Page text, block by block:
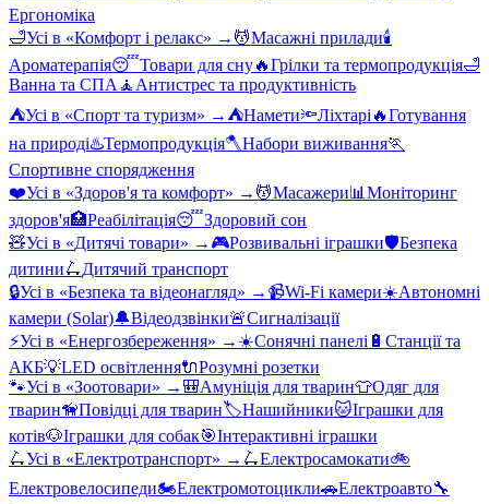
Ергономіка
🛁Усі в «Комфорт і релакс» → 💆Масажні прилади🕯️
Ароматерапія😴Товари для сну🔥Грілки та термопродукція🛁
Ванна та СПА 🧘 Антистрес та продуктивність
⛺Усі в «Спорт та туризм» → ⛺Намети🔦Ліхтарі 🔥Готування
на природі♨️Термопродукція🪓Набори виживання🏃
Спортивне спорядження
❤️Усі в «Здоров'я та комфорт» → 💆Масажери📊 Моніторинг
здоров'я🏥Реабілітація😴Здоровий сон
🧸Усі в «Дитячі товари» → 🎮Розвивальні іграшки🛡️Безпека
дитини🛴Дитячий транспорт
🔒Усі в «Безпека та відеонагляд» → 📹Wi-Fi камери☀️Автономні
камери (Solar)🔔Відеодзвінки🚨Сигналізації
⚡Усі в «Енергозбереження» → ☀️Сонячні панелі 🔋 Станції та
АКБ💡LED освітлення🔌Розумні розетки
🐾Усі в «Зоотовари» → 🎒Амуніція для тварин👕Одяг для
тварин🦮Повідці для тварин🏷️Нашийники🐱Іграшки для
котів🐶Іграшки для собак🎯Інтерактивні іграшки
🛴Усі в «Електротранспорт» → 🛴Електросамокати🚲
Електровелосипеди🏍️Електромотоцикли🚗Електроавто🔧